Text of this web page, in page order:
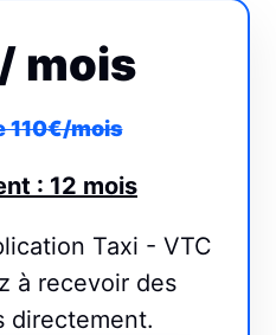
/ mois
110€/mois
: 12 mois
Taxi - VTC
à recevoir des
directement.